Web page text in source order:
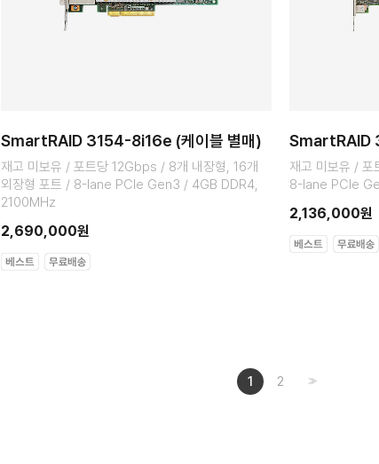
SmartRAID 3154-8i16e (케이블 별매)
재고 미보유 / 포트당 12Gbps / 8개 내장형, 16개
외장형 포트 / 8-lane PCIe Gen3 / 4GB DDR4,
2100MHz
2,690,000원
SmartRAID
재고 미보유 /
8-lane PCIe
2,136,000원
1 2 >>